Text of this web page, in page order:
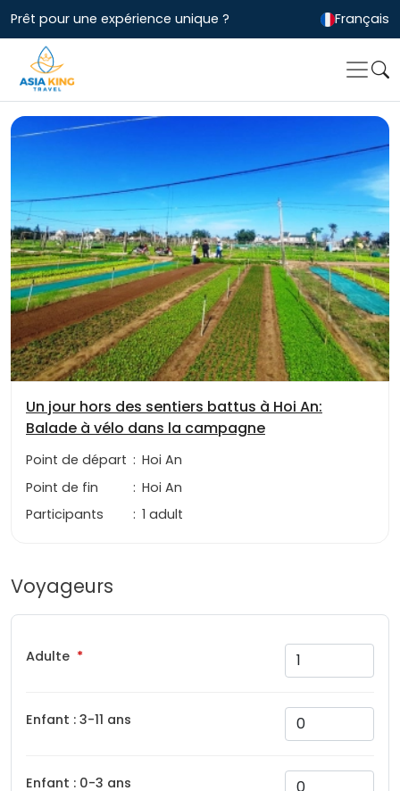
Prêt pour une expérience unique ? Français
Voyageurs
Adulte
Enfant : 3-11 ans
Enfant : 0-3 ans
Un jour hors des sentiers battus à Hoi An:
Balade à vélo dans la campagne
Point de départ : Hoi An
Point de fin
: Hoi An
Participants
: 1 adult